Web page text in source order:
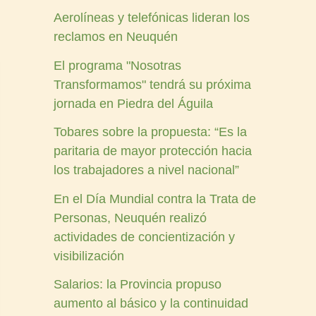
Aerolíneas y telefónicas lideran los
reclamos en Neuquén
El programa "Nosotras
Transformamos" tendrá su próxima
jornada en Piedra del Águila
Tobares sobre la propuesta: “Es la
paritaria de mayor protección hacia
los trabajadores a nivel nacional”
En el Día Mundial contra la Trata de
Personas, Neuquén realizó
actividades de concientización y
visibilización
Salarios: la Provincia propuso
aumento al básico y la continuidad